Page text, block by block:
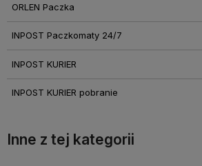
ORLEN Paczka
INPOST Paczkomaty 24/7
INPOST KURIER
INPOST KURIER pobranie
Inne z tej kategorii